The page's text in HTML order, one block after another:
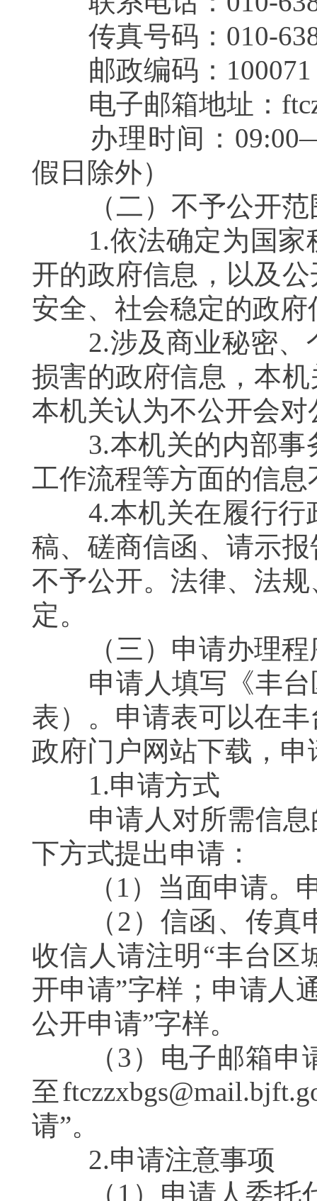
传真号码：010-
邮政编码：100071
电子邮箱地址：
办理时间：
假日除外）
（二）不予公开范
1.依法确定为国家
开的政府信息，以及
安全、社会稳定的政
2.涉及商业秘密、
损害的政府信息，本
本机关认为不公开会
3.本机关的内部事
工作流程等方面的信息
4.本机关在履行行
稿、磋商信函、请示
不予公开。法律、法
定。
（三）申请办理程
申请人填写《丰台
表）。申请表可以在
政府门户网站下载，
1.申请方式
申请人对所需信息
下方式提出申请：
（1）当面申请。申
（2）信函、传真申
收信人请注明“丰台区
开申请”字样；申请人
公开申请”字样。
（3）电子邮箱申请
至
请”。
2.申请注意事项
（1）申请人委托代